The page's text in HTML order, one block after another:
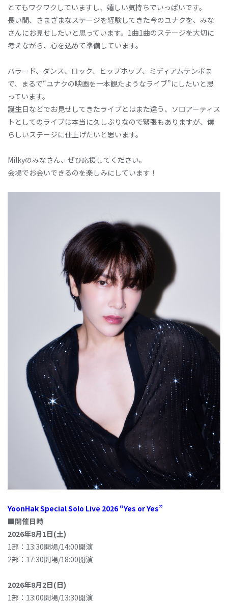
とてもワクワクしていますし、嬉しい気持ちでいっぱいです。
長い間、さまざまなステージを経験してきた今のユナクを、みな
さんにお見せしたいと思っています。1曲1曲のステージを大切に
考えながら、心を込めて準備しています。
バラード、ダンス、ロック、ヒップホップ、ミディアムテンポま
で、まるで“ユナクの映画を一本観たようなライブ”にしたいと思
っています。
誕生日などでお見せしてきたライブとはまた違う、ソロアーティス
トとしてのライブは本当に久しぶりなので緊張もありますが、僕
らしいステージに仕上げたいと思います。
Milkyのみなさん、ぜひ応援してください。
会場でお会いできるのを楽しみにしています！
YoonHak Special Solo Live 2026 “Yes or Yes”
■開催日時
2026年8月1日(土)
1部：13:30開場/14:00開演
2部：17:30開場/18:00開演
2026年8月2日(日)
1部：13:00開場/13:30開演